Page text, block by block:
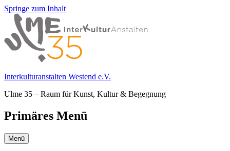
Springe zum Inhalt
Interkulturanstalten Westend e.V.
Ulme 35 – Raum für Kunst, Kultur & Begegnung
Primäres Menü
Menü